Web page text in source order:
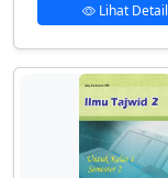
Lihat Detail